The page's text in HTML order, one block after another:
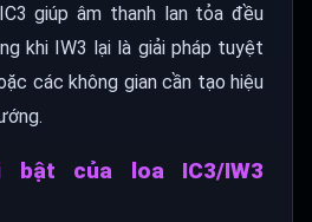
giúp âm thanh lan tỏa đều
khi IW3 lại là giải pháp tuyệt
các không gian cần tạo hiệu
bật của loa IC3/IW3